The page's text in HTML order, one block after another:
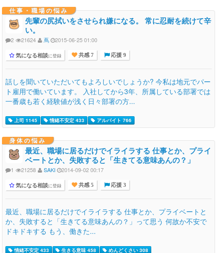
仕事・職場の悩み
先輩の尻拭いをさせられ嫌になる。 常に忍耐を続けて辛
い。
2 21624 蔦 2015-06-25 01:00
気になる相談に登録 共感 7 応援 9
話しを聞いていただいてもよろしいでしょうか? 今私は地元でパー
ト雇用で働いています。 入社してから3年、所属している部署では
一番歳も若く経験値が浅く日々部署の方...
上司 1145 情緒不安定 433 アルバイト 766
身体の悩み
最近、職場に居るだけでイライラする 仕事とか、プライ
ベートとか、失敗すると「生きてる意味あんの？」
1 21258 SAKI 2014-09-02 00:17
気になる相談に登録 共感 5 応援 3
最近、職場に居るだけでイライラする 仕事とか、プライベートと
か、失敗すると「生きてる意味あんの？」って思う 何故か不安で
ドキドキする もう、働きた...
情緒不安定 433 生きる意味 458 めんどくさい 308